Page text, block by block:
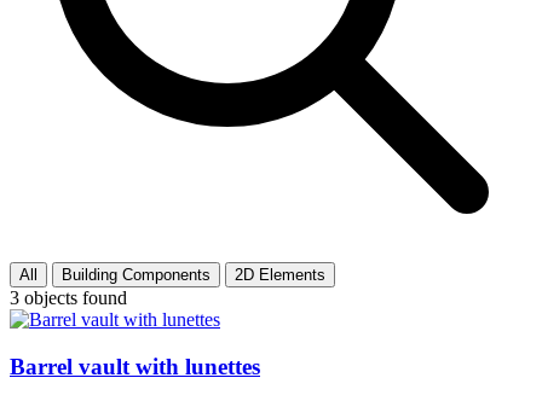
All Building Components 2D Elements
3 objects found
Barrel vault with lunettes